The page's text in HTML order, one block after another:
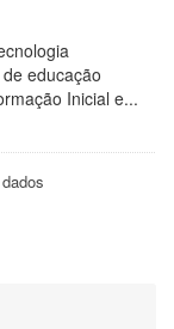
educação
Inicial e...